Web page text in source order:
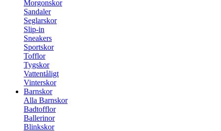
Morgonskor
Sandaler
Seglarskor
Slip-in
Sneakers
Sportskor
Tofflor
Tygskor
Vattentåligt
Vinterskor
Barnskor
Alla Barnskor
Badtofflor
Ballerinor
Blinkskor